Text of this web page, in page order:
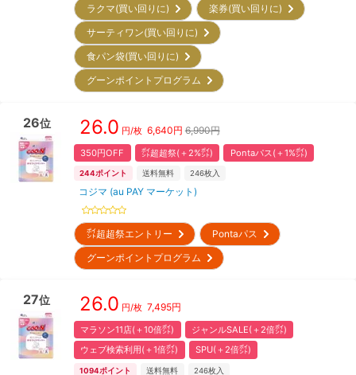
ラクマ(買い回りに)
楽券(買い回りに)
サーティワン(買い回りに)
食パン袋(買い回りに)
グーンポイントプログラム
26位 26.0 円/枚 6,640円 6,990円
350円OFF ㌽超超祭(＋2%㌽) Pontaパス(＋1%㌽)
244ポイント 送料無料 246枚入
コジマ (au PAY マーケット)
㌽超超祭エントリー
Pontaパス
グーンポイントプログラム
27位 26.0 円/枚 7,495円
マラソン11店(＋10倍㌽)
ジャンルSALE(＋2倍㌽)
ウェブ検索利用(＋1倍㌽)
SPU(＋2倍㌽)
1094ポイント 送料無料 246枚入